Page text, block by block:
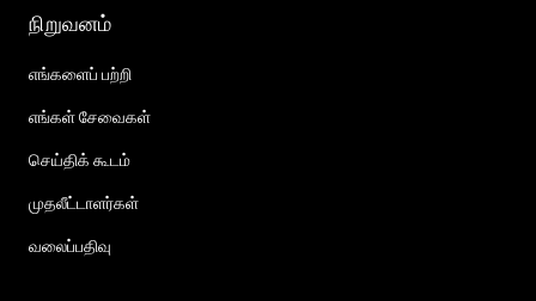
நிறுவனம்
எங்களைப் பற்றி
எங்கள் சேவைகள்
செய்திக் கூடம்
முதலீட்டாளர்கள்
வலைப்பதிவு